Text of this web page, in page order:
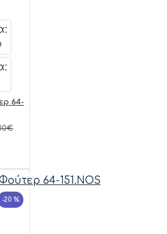
64-
-20 %